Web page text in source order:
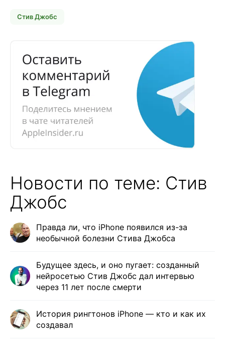
Стив Джобс
Новости по теме: Стив
Джобс
Правда ли, что iPhone появился из-за
необычной болезни Стива Джобса
Будущее здесь, и оно пугает: созданный
нейросетью Стив Джобс дал интервью
через 11 лет после смерти
История рингтонов iPhone — кто и как их
создавал